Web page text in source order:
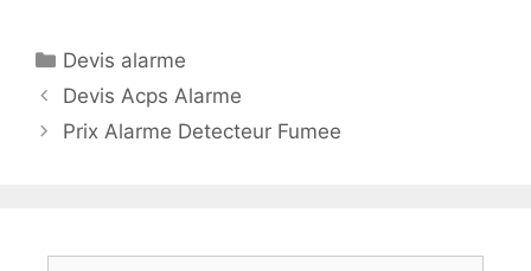
Catégories
Devis alarme
Devis Acps Alarme
Prix Alarme Detecteur Fumee